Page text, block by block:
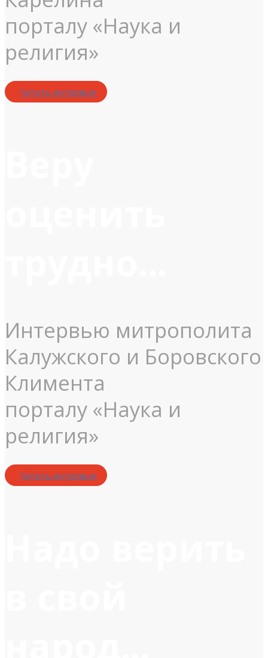
порталу «Наука и
религия»
Читать интервью
Интервью митрополита
Калужского и Боровского
Климента
порталу «Наука и
религия»
Читать интервью